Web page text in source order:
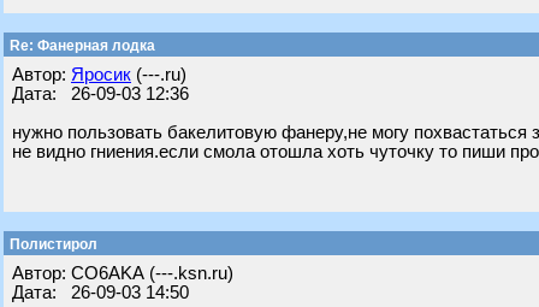
Re: Фанерная лодка
Автор: Яросик (---.ru)
Дата: 26-09-03 12:36
нужно пользовать бакелитовую фанеру,не могу
не видно гниения.если смола отошла хоть чуточку то пиши
Полистирол
Автор: CO6AKA (---.ksn.ru)
Дата: 26-09-03 14:50